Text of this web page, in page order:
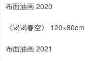
布面油画 2020
《谒谒春空》 120×80cm
布面油画 2021